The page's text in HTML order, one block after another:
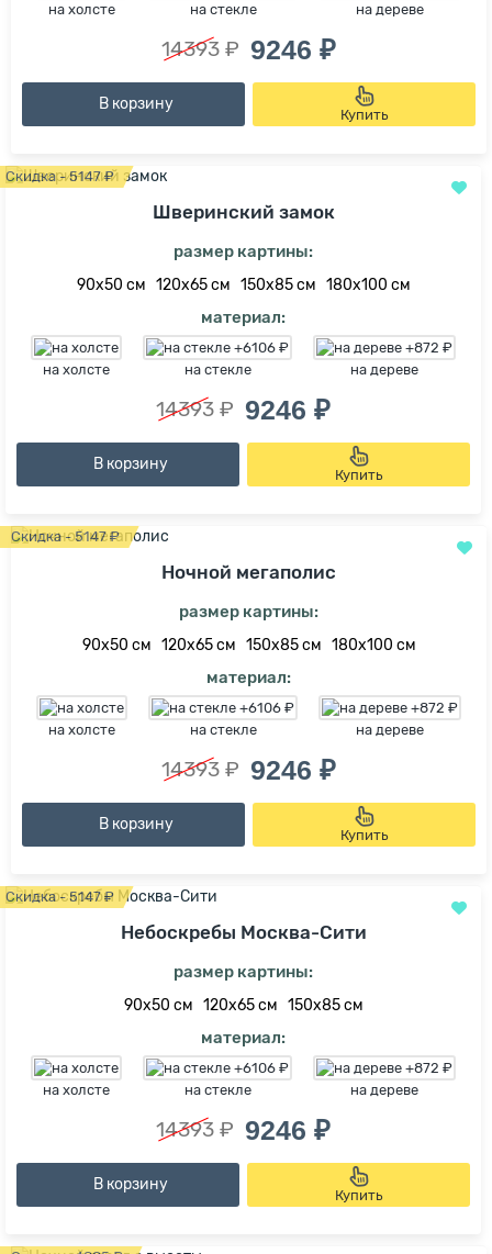
на холсте на стекле на дереве
14393 ₽ 9246 ₽
В корзину
Купить
Скидка - 5147 ₽
Шверинский замок
размер картины:
90х50 см 120х65 см 150х85 см 180х100 см
материал:
на холсте на стекле на дереве
14393 ₽ 9246 ₽
В корзину
Купить
Скидка - 5147 ₽
Ночной мегаполис
размер картины:
90х50 см 120х65 см 150х85 см 180х100 см
материал:
на холсте на стекле на дереве
14393 ₽ 9246 ₽
В корзину
Купить
Скидка - 5147 ₽
Небоскребы Москва-Сити
размер картины:
90х50 см 120х65 см 150х85 см
материал:
на холсте на стекле на дереве
14393 ₽ 9246 ₽
В корзину
Купить